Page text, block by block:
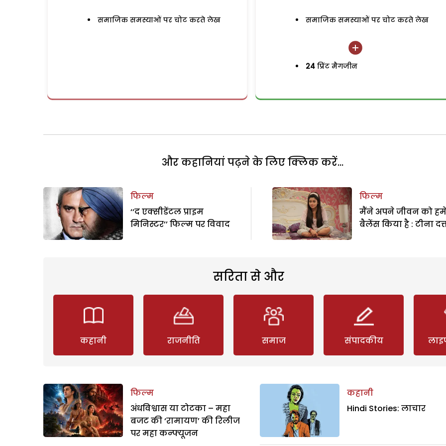
समाजिक समस्याओं पर चोट करते लेख समाजिक समस्याओं पर चोट करते लेख
24 प्रिंट मैगजीन
और कहानियां पढ़ने के लिए क्लिक करें...
फिल्म
‘‘द एक्सीडेंटल प्राइम
मिनिस्टर’’ फिल्म पर विवाद
फिल्म
मैंने अपने जीवन को
बैलेंस किया है : टीना
सरिता से और
कहानी राजनीति समाज संपादकीय
फिल्म
अंधविश्वास या टोटका – महा
बजट की ‘रामायण’ की रिलीज
पर महा कन्फ्यूजन
कहानी
Hindi Stories: लाचार